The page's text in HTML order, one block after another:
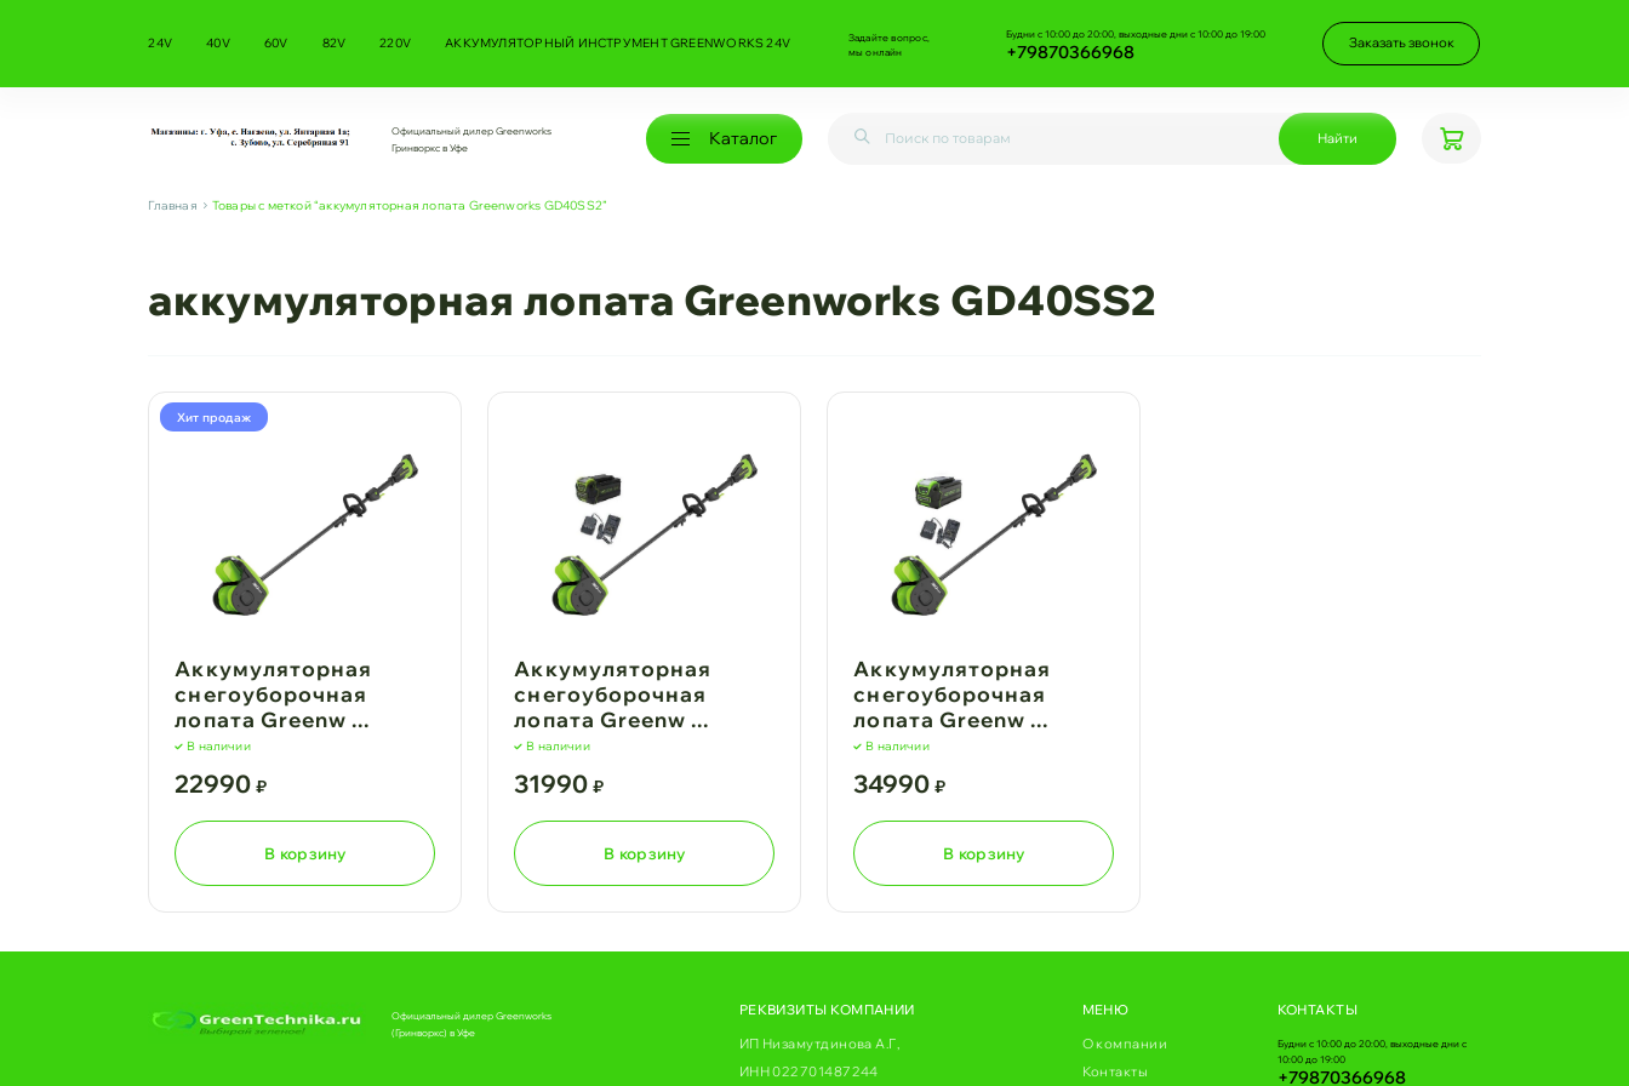
24V 40V 60V 82V 220V АККУМУЛЯТОРНЫЙ ИНСТРУМЕНТ GREENWORKS 24V
Задайте вопрос,
мы онлайн
Будни с 10:00 до 20:00, выходные дни с 10:00 до 19:00
+79870366968 Заказать звонок
Официальный дилер Greenworks
Гринворкс в Уфе
Каталог Найти
Главная Товары с меткой “аккумуляторная лопата Greenworks GD40SS2”
аккумуляторная лопата Greenworks GD40SS2
Хит продаж
Аккумуляторная
снегоуборочная
лопата Greenw ...
В наличии
22990₽
В корзину
Аккумуляторная
снегоуборочная
лопата Greenw ...
В наличии
31990₽
В корзину
Аккумуляторная
снегоуборочная
лопата Greenw ...
В наличии
34990₽
В корзину
Официальный дилер Greenworks
(Гринворкс) в Уфе
РЕКВИЗИТЫ КОМПАНИИ
ИП Низамутдинова А.Г,
ИНН 022701487244
МЕНЮ
О компании
Контакты
КОНТАКТЫ
Будни с 10:00 до 20:00, выходные дни с
10:00 до 19:00
+79870366968